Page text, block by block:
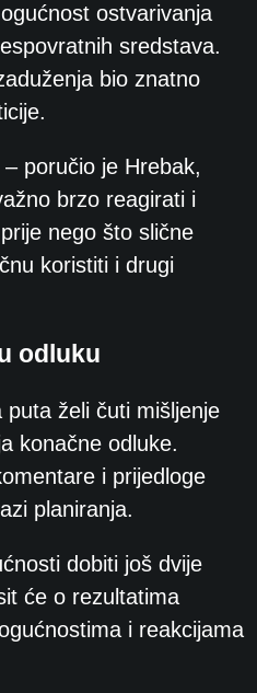
ostvarivanja
sredstava.
bio znatno
poručio je Hrebak,
brzo reagirati i
nego što slične
koristiti i drugi
odluku
želi čuti mišljenje
konačne odluke.
i prijedloge
planiranja.
dobiti još dvije
će o rezultatima
i reakcijama